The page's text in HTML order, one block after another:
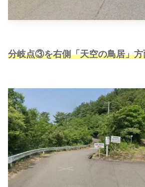
分岐点③を右側「天空の鳥居」方